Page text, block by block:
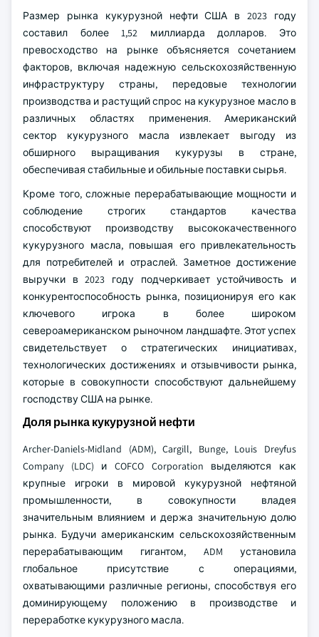
Размер рынка кукурузной нефти США в 2023 году
составил более 1,52 миллиарда долларов. Это
превосходство на рынке объясняется сочетанием
факторов, включая надежную сельскохозяйственную
инфраструктуру страны, передовые технологии
производства и растущий спрос на кукурузное масло в
различных областях применения. Американский
сектор кукурузного масла извлекает выгоду из
обширного выращивания кукурузы в стране,
обеспечивая стабильные и обильные поставки сырья.
Кроме того, сложные перерабатывающие мощности и
соблюдение строгих стандартов качества
способствуют производству высококачественного
кукурузного масла, повышая его привлекательность
для потребителей и отраслей. Заметное достижение
выручки в 2023 году подчеркивает устойчивость и
конкурентоспособность рынка, позиционируя его как
ключевого игрока в более широком
североамериканском рыночном ландшафте. Этот успех
свидетельствует о стратегических инициативах,
технологических достижениях и отзывчивости рынка,
которые в совокупности способствуют дальнейшему
господству США на рынке.
Доля рынка кукурузной нефти
Archer-Daniels-Midland (ADM), Cargill, Bunge, Louis Dreyfus
Company (LDC) и COFCO Corporation выделяются как
крупные игроки в мировой кукурузной нефтяной
промышленности, в совокупности владея
значительным влиянием и держа значительную долю
рынка. Будучи американским сельскохозяйственным
перерабатывающим гигантом, ADM установила
глобальное присутствие с операциями,
охватывающими различные регионы, способствуя его
доминирующему положению в производстве и
переработке кукурузного масла.